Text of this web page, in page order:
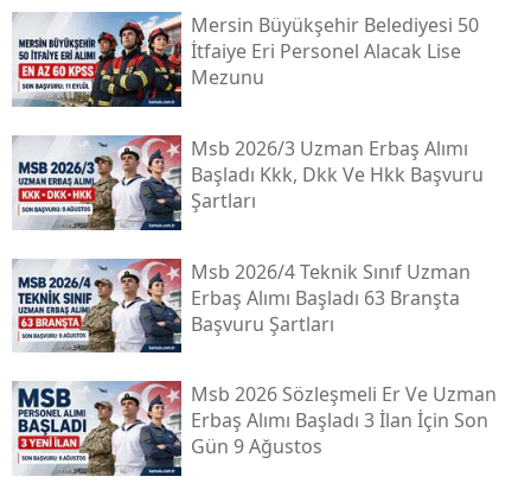
Mersin Büyükşehir Belediyesi 50
İtfaiye Eri Personel Alacak Lise
Mezunu
Msb 2026/3 Uzman Erbaş Alımı
Başladı Kkk, Dkk Ve Hkk Başvuru
Şartları
Msb 2026/4 Teknik Sınıf Uzman
Erbaş Alımı Başladı 63 Branşta
Başvuru Şartları
Msb 2026 Sözleşmeli Er Ve Uzman
Erbaş Alımı Başladı 3 İlan İçin Son
Gün 9 Ağustos